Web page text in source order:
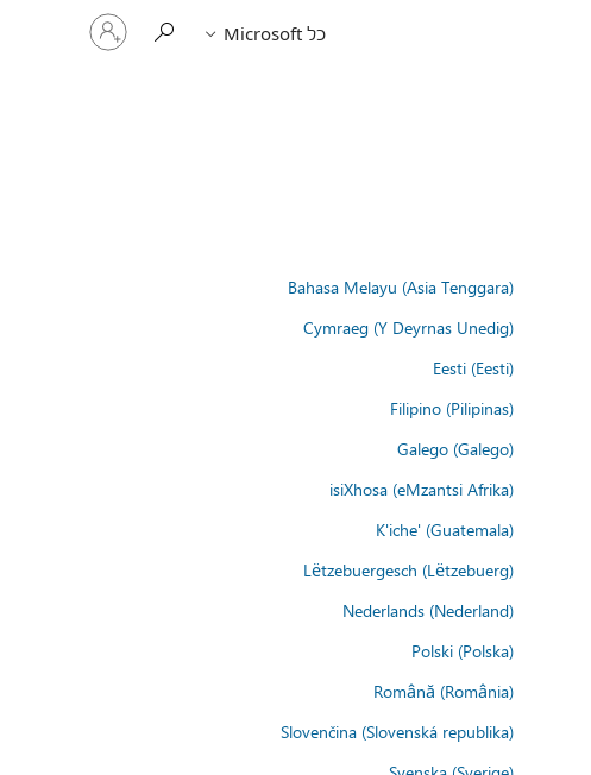
כל Microsoft
היכנס
לחשבון
שלך
Bahasa Melayu (Asia Tenggara)
Cymraeg (Y Deyrnas Unedig)
Eesti (Eesti)
Filipino (Pilipinas)
Galego (Galego)
isiXhosa (eMzantsi Afrika)
K'iche' (Guatemala)
Lëtzebuergesch (Lëtzebuerg)
Nederlands (Nederland)
Polski (Polska)
Română (România)
Slovenčina (Slovenská republika)